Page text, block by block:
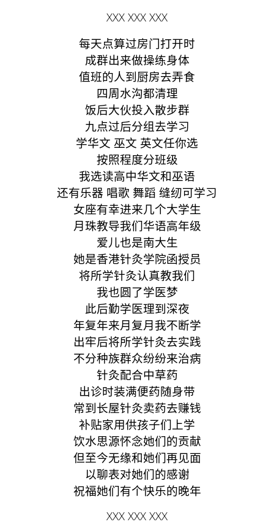
XXX XXX XXX
每天点算过房门打开时
成群出来做操练身体
值班的人到厨房去弄食
四周水沟都清理
饭后大伙投入散步群
九点过后分组去学习
学华文 巫文 英文任你选
按照程度分班级
我选读高中华文和巫语
还有乐器 唱歌 舞蹈 缝纫可学习
女座有幸进来几个大学生
月珠教导我们华语高年级
爱儿也是南大生
她是香港针灸学院函授员
将所学针灸认真教我们
我也圆了学医梦
此后勤学医理到深夜
年复年来月复月我不断学
出牢后将所学针灸去实践
不分种族群众纷纷来治病
针灸配合中草药
出诊时装满便药随身带
常到长屋针灸卖药去赚钱
补贴家用供孩子们上学
饮水思源怀念她们的贡献
但至今无缘和她们再见面
以聊表对她们的感谢
祝福她们有个快乐的晚年
XXX XXX XXX